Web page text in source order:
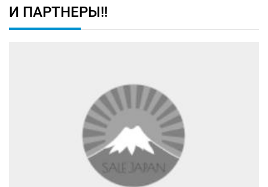
И ПАРТНЕРЫ!!